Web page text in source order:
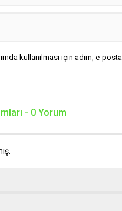
kullanılması için adım, e-
- 0 Yorum